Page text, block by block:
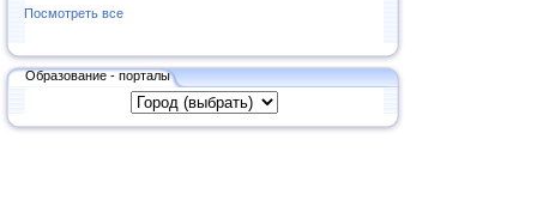
Посмотреть все
Образование - порталы